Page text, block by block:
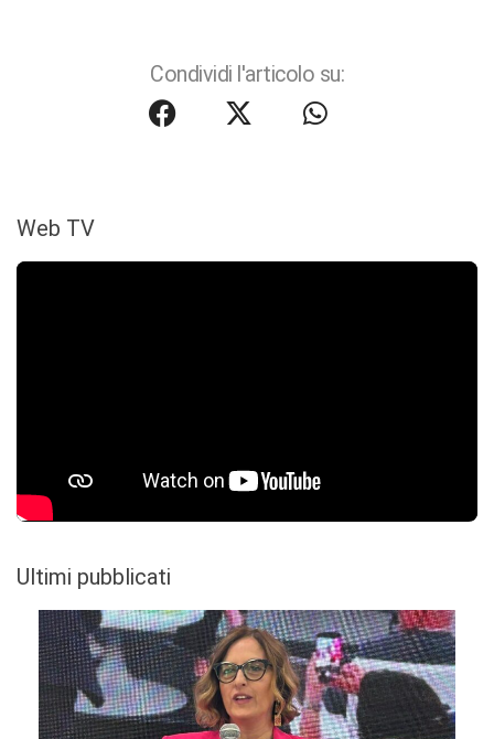
Condividi l'articolo su:
Web TV
Ultimi pubblicati